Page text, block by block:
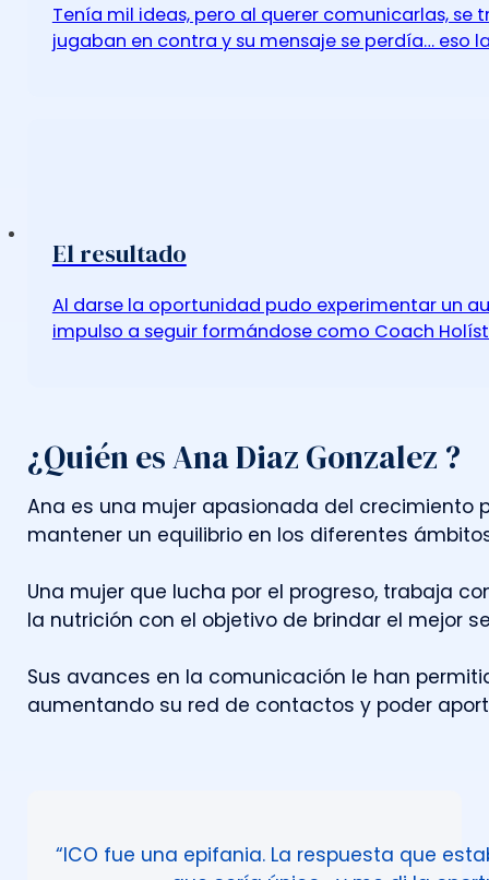
Tenía mil ideas, pero al querer comunicarlas,
jugaban en contra y su mensaje se perdía… eso
El resultado
Al darse la oportunidad pudo experimentar un
impulso a seguir formándose como Coach
¿Quién es Ana Diaz Gonzalez ?
Ana es una mujer apasionada del crecimiento
mantener un equilibrio en los diferentes ámbito
Una mujer que lucha por el progreso, trabaja co
la nutrición con el objetivo de brindar el mejor s
Sus avances en la comunicación le han permiti
aumentando su red de contactos y poder aport
“ICO fue una epifania. La respuesta que